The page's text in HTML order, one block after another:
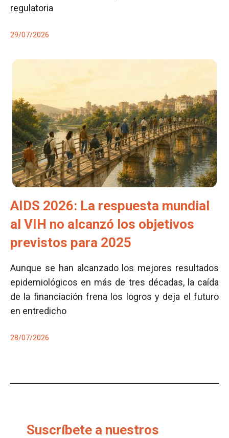
regulatoria
29/07/2026
AIDS 2026: La respuesta mundial
al VIH no alcanzó los objetivos
previstos para 2025
Aunque se han alcanzado los mejores resultados
epidemiológicos en más de tres décadas, la caída
de la financiación frena los logros y deja el futuro
en entredicho
28/07/2026
Suscríbete a nuestros